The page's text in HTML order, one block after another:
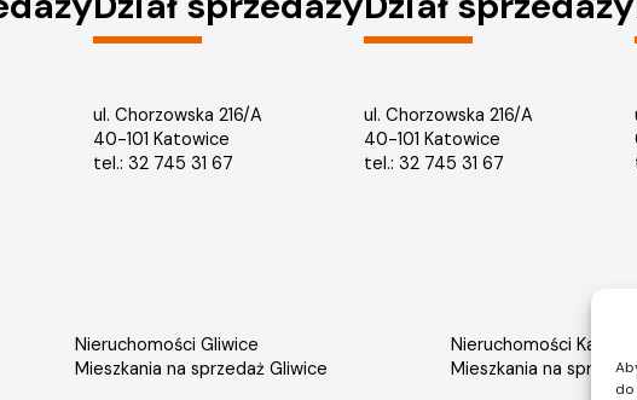
do
ul. Chorzowska 216/A
40-101 Katowice
tel.: 32 745 31 67
ul. Chorzowska 216/A
40-101 Katowice
tel.: 32 745 31 67
Nieruchomości Gliwice
Mieszkania na sprzedaż Gliwice
Nieruchomości
Mieszkania na